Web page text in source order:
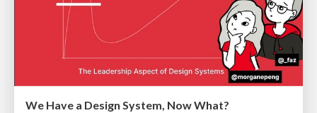
We Have a Design System, Now What?